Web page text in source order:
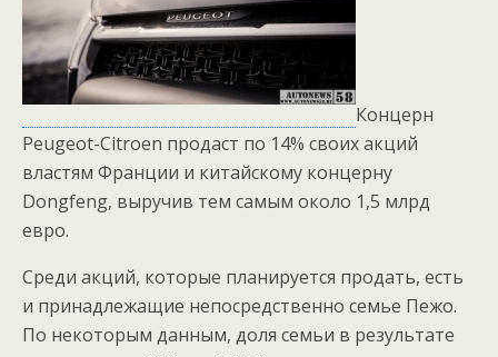
Концерн
Peugeot-Citroen продаст по 14% своих акций
властям Франции и китайскому концерну
Dongfeng, выручив тем самым около 1,5 млрд
евро.
Среди акций, которые планируется продать, есть
и принадлежащие непосредственно семье Пежо.
По некоторым данным, доля семьи в результате